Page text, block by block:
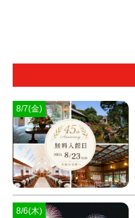
8/7(金)
8/6(木)